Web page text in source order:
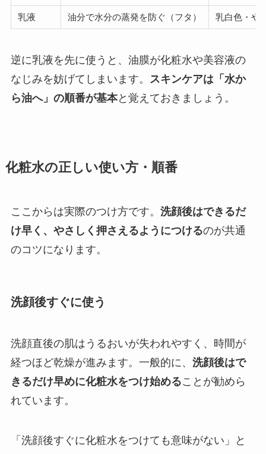
乳液 油分で水分の蒸発を防ぐ（フタ） 乳白色・や
逆に乳液を先に使うと、油膜が化粧水や美容液の
なじみを妨げてしまいます。
スキンケアは「水か
ら油へ」の順番が基本と覚えておきましょう。
化粧水の正しい使い方・順番
ここからは実際のつけ方です。 洗顔後はできるだ
け早く、やさしく押さえるようにつけるのが共通
のコツになります。
洗顔後すぐに使う
洗顔直後の肌はうるおいが失われやすく、時間が
経つほど乾燥が進みます。一般的に、 洗顔後はで
きるだけ早めに化粧水をつけ始めることが勧めら
れています。
「洗顔後すぐに化粧水をつけても意味がない」と